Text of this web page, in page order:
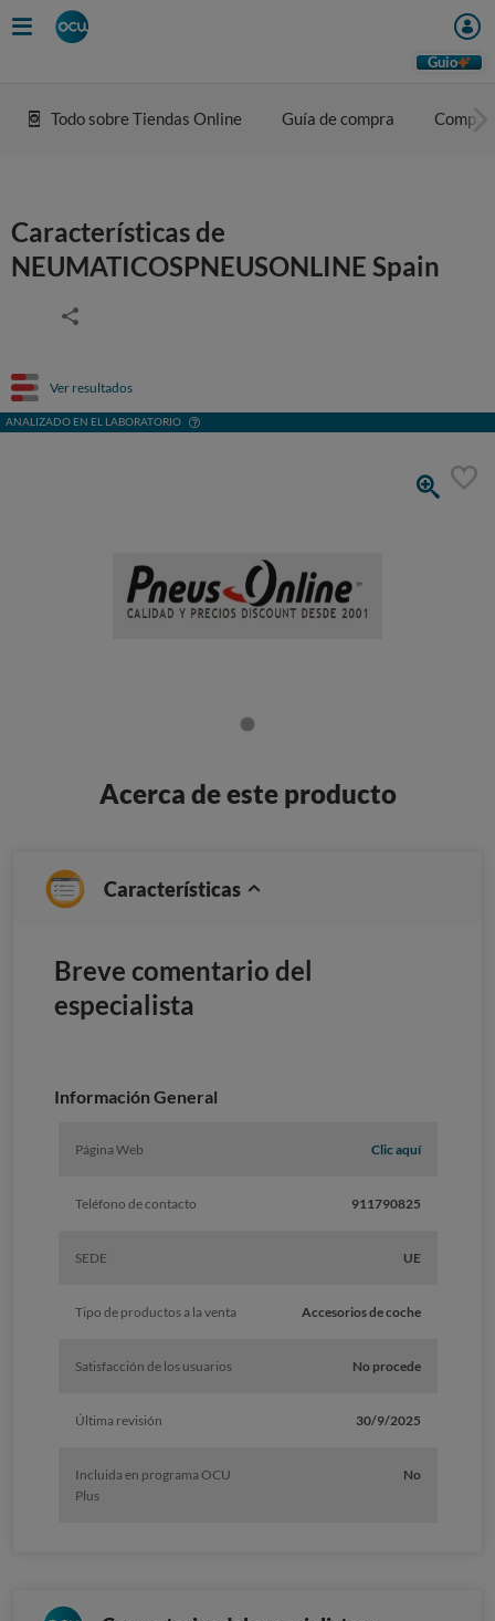
Guio
Todo sobre Tiendas Online Guía de compra
Características de
NEUMATICOSPNEUSONLINE Spain
Ver resultados
ANALIZADO EN EL LABORATORIO
Acerca de este producto
Características
Breve comentario del
especialista
Información General
Página Web Clic aquí
Teléfono de contacto 911790825
SEDE UE
Tipo de productos a la venta Accesorios de coche
Satisfacción de los usuarios No procede
Última revisión 30/9/2025
Incluida en programa OCU
Plus
No